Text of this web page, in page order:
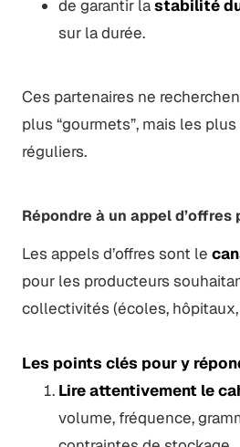
de garantir lastabilité
sur la durée.
Ces partenaires ne
plus “gourmets”, mais les
réguliers.
Répondre à un appel
Les appels d’offres sont le
pour les producteurs
collectivités (écoles, hôpitaux,
Les points clés pour y
Lire attentivement le
volume, fréquence,